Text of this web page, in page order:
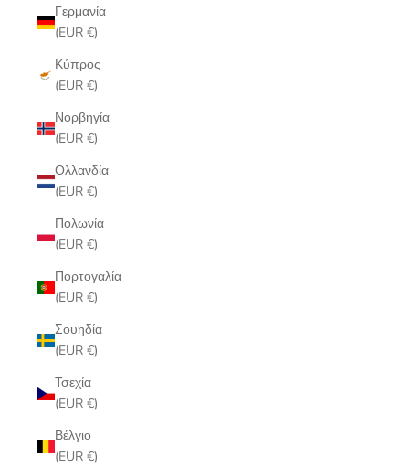
Γερμανία
(EUR €)
Κύπρος
(EUR €)
Νορβηγία
(EUR €)
Ολλανδία
(EUR €)
Πολωνία
(EUR €)
Πορτογαλία
(EUR €)
Σουηδία
(EUR €)
Τσεχία
(EUR €)
Βέλγιο
(EUR €)